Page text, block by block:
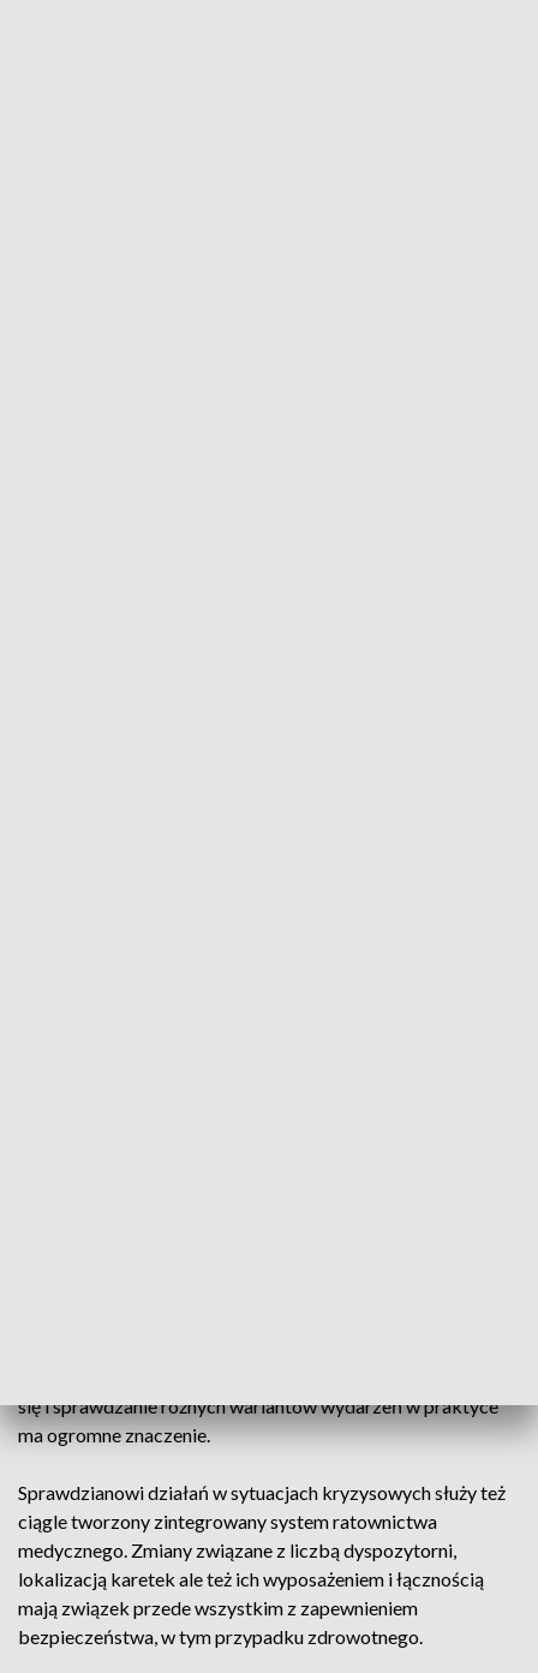
się i sprawdzanie różnych wariantów wydarzeń w praktyce
ma ogromne znaczenie.
Sprawdzianowi działań w sytuacjach kryzysowych służy też
ciągle tworzony zintegrowany system ratownictwa
medycznego. Zmiany związane z liczbą dyspozytorni,
lokalizacją karetek ale też ich wyposażeniem i łącznością
mają związek przede wszystkim z zapewnieniem
bezpieczeństwa, w tym przypadku zdrowotnego.